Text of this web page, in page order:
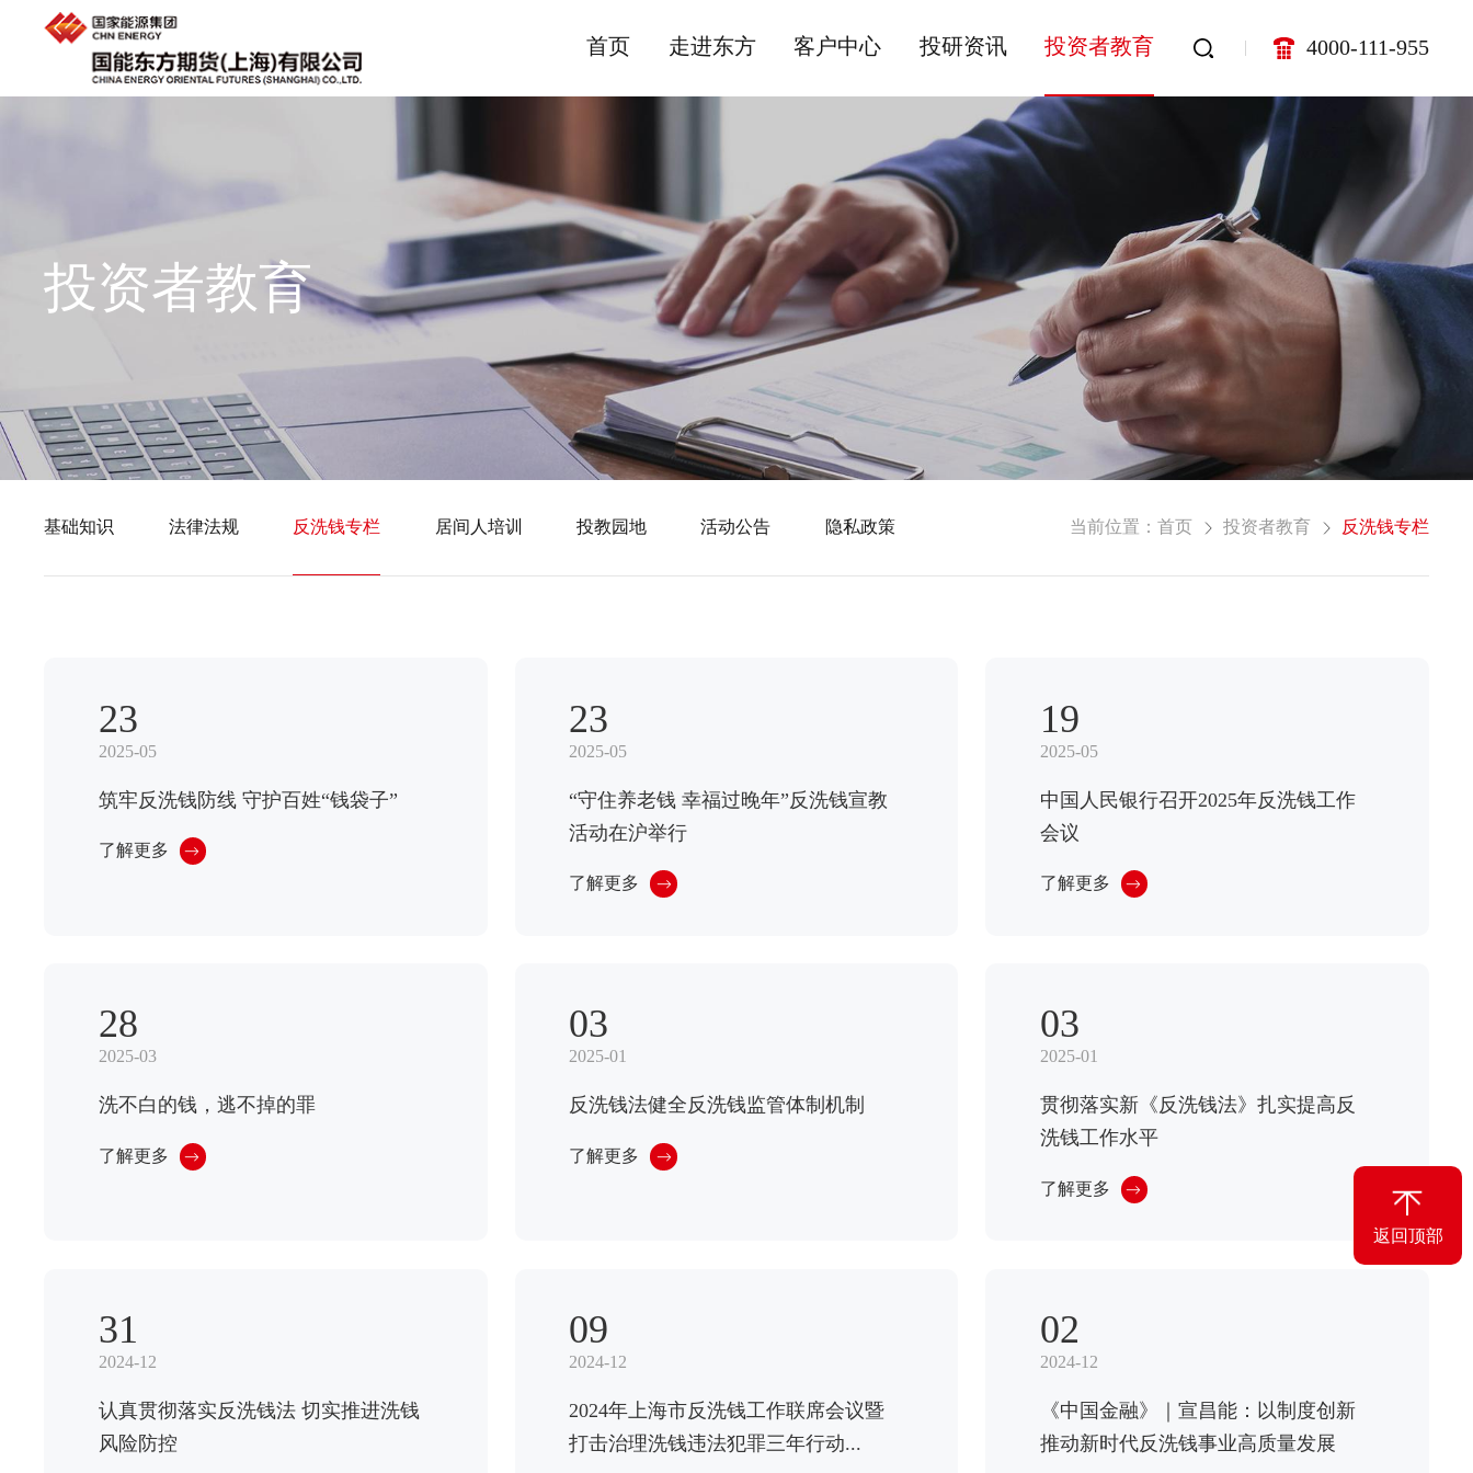
首页 走进东方 客户中心 投研资讯 投资者教育 4000-111-955
投资者教育
基础知识 法律法规 反洗钱专栏 居间人培训 投教园地 活动公告 隐私政策 当前位置：首页 投资者教育 反洗钱专栏
23
2025-05
筑牢反洗钱防线 守护百姓“钱袋子”
了解更多
23
2025-05
“守住养老钱 幸福过晚年”反洗钱宣教
活动在沪举行
了解更多
19
2025-05
中国人民银行召开2025年反洗钱工作
会议
了解更多
28
2025-03
洗不白的钱，逃不掉的罪
了解更多
03
2025-01
反洗钱法健全反洗钱监管体制机制
了解更多
03
2025-01
贯彻落实新《反洗钱法》扎实提高反
洗钱工作水平
了解更多
31
2024-12
认真贯彻落实反洗钱法 切实推进洗钱
风险防控
09
2024-12
2024年上海市反洗钱工作联席会议暨
打击治理洗钱违法犯罪三年行动...
02
2024-12
《中国金融》｜宣昌能：以制度创新
推动新时代反洗钱事业高质量发展
返回顶部